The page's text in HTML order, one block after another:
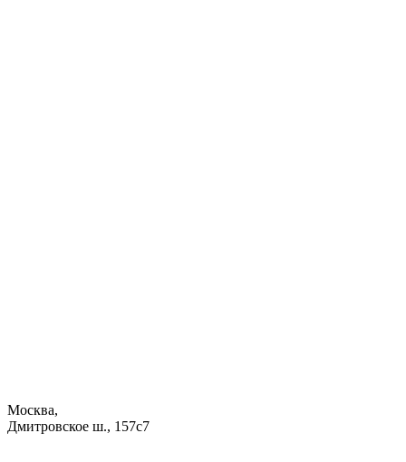
Москва,
Дмитровское ш., 157с7